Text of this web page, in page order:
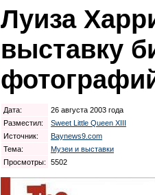
Луиза
выставку
Дата:
26 августа 2003 года
Разместил:
Sweet Little Queen XIII
Источник:
Baynews9.com
Тема:
Музеи и выставки
Просмотры:
5502